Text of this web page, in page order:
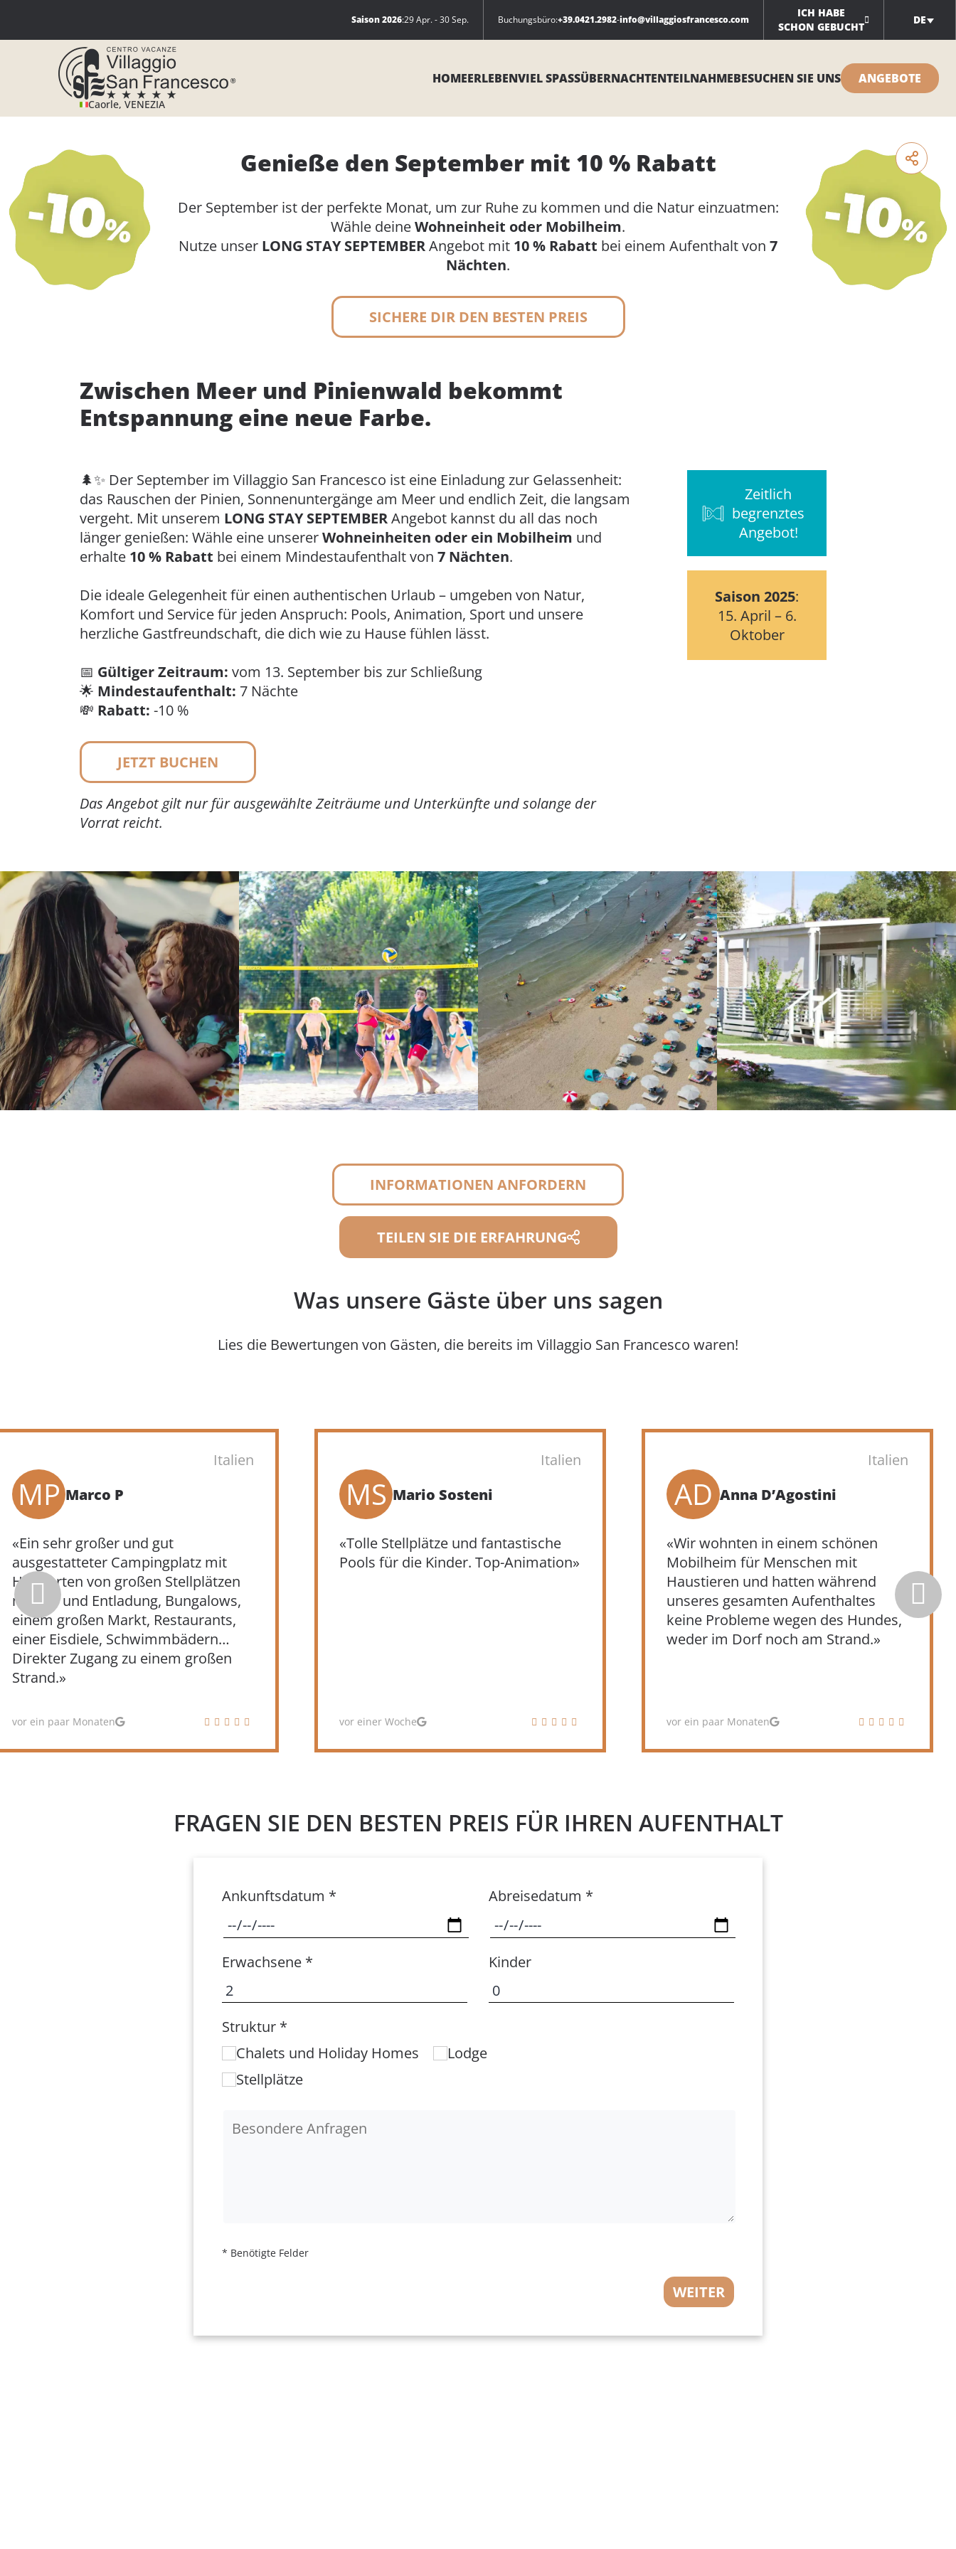
Saison 2026:29 Apr. - 30 Sep. Buchungsbüro:+39.0421.2982-info@villaggiosfrancesco.com
ICH HABE
SCHON GEBUCHT
DE
Caorle, VENEZIA
HOMEERLEBENVIEL SPASS ÜBERNACHTENTEILNAHMEBESUCHEN SIE UNS ANGEBOTE
Genieße den September mit 10 % Rabatt
Der September ist der perfekte Monat, um zur Ruhe zu kommen und die Natur einzuatmen:
Wähle deineWohneinheit oder Mobilheim.
Nutze unser LONG STAY SEPTEMBERAngebot mit 10 % Rabatt bei einem Aufenthalt von 7
Nächten.
SICHERE DIR DEN BESTEN PREIS
Zwischen Meer und Pinienwald bekommt
Entspannung eine neue Farbe.
🌲✨ Der September im Villaggio San Francesco ist eine Einladung zur Gelassenheit:
das Rauschen der Pinien, Sonnenuntergänge am Meer und endlich Zeit, die langsam
vergeht. Mit unserem LONG STAY SEPTEMBERAngebot kannst du all das noch
länger genießen: Wähle eine unsererWohneinheiten oder ein Mobilheim und
erhalte 10 % Rabatt bei einem Mindestaufenthalt von 7 Nächten.
Die ideale Gelegenheit für einen authentischen Urlaub – umgeben von Natur,
Komfort und Service für jeden Anspruch: Pools, Animation, Sport und unsere
herzliche Gastfreundschaft, die dich wie zu Hause fühlen lässt.
📅 Gültiger Zeitraum: vom 13. September bis zur Schließung
🌟 Mindestaufenthalt: 7 Nächte
💸 Rabatt: -10 %
JETZT BUCHEN
Das Angebot gilt nur für ausgewählte Zeiträume und Unterkünfte und solange der
Vorrat reicht.
Zeitlich
begrenztes
Angebot!
Saison 2025:
15. April – 6.
Oktober
INFORMATIONEN ANFORDERN
TEILEN SIE DIE ERFAHRUNG
Was unsere Gäste über uns sagen
Lies die Bewertungen von Gästen, die bereits im Villaggio San Francesco waren!
Italien
MS Mario Sosteni
«Tolle Stellplätze und fantastische
Pools für die Kinder. Top-Animation»
vor einer Woche
Italien
AD Anna D’Agostini
«Wir wohnten in einem schönen
Mobilheim für Menschen mit
vor ein paar Monaten
Italien
G Giuseppe
«Ausgezeichnete Einrichtung,
freundliches und sachkundiges
Personal. Wir wohnten im neuen
Mobile Home Hill, komfortabel und
von viel Grün umgeben.
Ausgezeichnete
Vor ein paar Monaten
FRAGEN SIE DEN BESTEN PREIS FÜR IHREN AUFENTHALT
Ankunftsdatum * Abreisedatum *
Erwachsene * Kinder
Struktur *
Chalets und Holiday Homes
Lodge
Stellplätze
* Benötigte Felder
WEITER